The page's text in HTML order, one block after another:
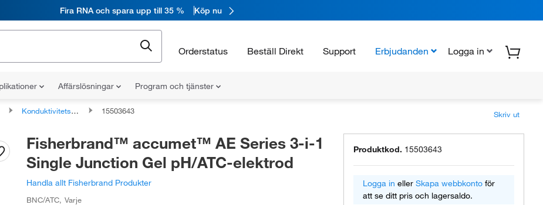
Fira RNA och spara upp till 35 % Köp nu
Orderstatus Beställ Direkt Support Erbjudanden Logga in
Affärslösningar Program och tjänster
Konduktivitetselektroder 15503643 Skriv ut
Fisherbrand™ accumet™ AE Series 3-i-1
Single Junction Gel pH/ATC-elektrod
Handla allt Fisherbrand Produkter
BNC/ATC, Varje
Produktkod. 15503643
Logga in eller Skapa webbkonto för
att se ditt pris och lagersaldo.